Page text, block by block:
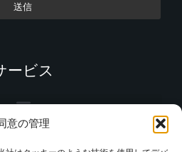
意の管理
送信
ービス